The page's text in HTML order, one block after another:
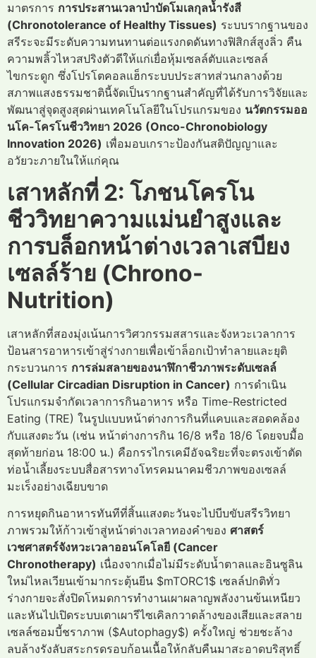
มาตรการ การประสานเวลาบำบัดโมเลกุลน้ำรังสี
(Chronotolerance of Healthy Tissues) ระบบรากฐานของ
สรีระจะมีระดับความทนทานต่อแรงกดดันทางฟิสิกส์สูงลิ่ว คืน
ความพลิ้วไหวสปริงตัวดีให้แก่เยื่อหุ้มเซลล์ตับและเซลล์
ไขกระดูก ซึ่งโปรโตคอลแฮ็กระบบประสาทส่วนกลางด้วย
สภาพแสงธรรมชาตินี้จัดเป็นรากฐานสำคัญที่ได้รับการวิจัยและ
พัฒนาสู่จุดสูงสุดผ่านเทคโนโลยีในโปรแกรมของ นวัตกรรมออ
นโค-โครโนชีววิทยา 2026 (Onco-Chronobiology
Innovation 2026) เพื่อมอบเกราะป้องกันสติปัญญาและ
อวัยวะภายในให้แก่คุณ
เสาหลักที่ 2: โภชนโครโน
ชีววิทยาความแม่นยำสูงและ
การบล็อกหน้าต่างเวลาเสบียง
เซลล์ร้าย (Chrono-
Nutrition)
เสาหลักที่สองมุ่งเน้นการวิศวกรรมสสารและจังหวะเวลาการ
ป้อนสารอาหารเข้าสู่ร่างกายเพื่อเข้าล็อกเป้าทำลายและยุติ
กระบวนการ การล่มสลายของนาฬิกาชีวภาพระดับเซลล์
(Cellular Circadian Disruption in Cancer) การดำเนิน
โปรแกรมจำกัดเวลาการกินอาหาร หรือ Time-Restricted
Eating (TRE) ในรูปแบบหน้าต่างการกินที่แคบและสอดคล้อง
กับแสงตะวัน (เช่น หน้าต่างการกิน 16/8 หรือ 18/6 โดยจบมื้อ
สุดท้ายก่อน 18:00 น.) คือกรรไกรเคมีอัจฉริยะที่จะตรงเข้าตัด
ท่อน้ำเลี้ยงระบบสื่อสารทางโทรคมนาคมชีวภาพของเซลล์
มะเร็งอย่างเฉียบขาด
การหยุดกินอาหารทันทีที่สิ้นแสงตะวันจะไปบีบขับสรีรวิทยา
ภาพรวมให้ก้าวเข้าสู่หน้าต่างเวลาทองคำของ ศาสตร์
เวชศาสตร์จังหวะเวลาออนโคโลยี (Cancer
Chronotherapy) เนื่องจากเมื่อไม่มีระดับน้ำตาลและอินซูลิน
ใหม่ไหลเวียนเข้ามากระตุ้นยีน $mTORC1$ เซลล์ปกติทั่ว
ร่างกายจะสั่งปิดโหมดการทำงานเผาผลาญพลังงานข้นเหนียว
และหันไปเปิดระบบเตาเผารีไซเคิลกวาดล้างของเสียและสลาย
เซลล์ซอมบี้ชราภาพ ($Autophagy$) ครั้งใหญ่ ช่วยชะล้าง
ลบล้างรังลับสระกรดรอบก้อนเนื้อให้กลับคืนมาสะอาดบริสุทธิ์